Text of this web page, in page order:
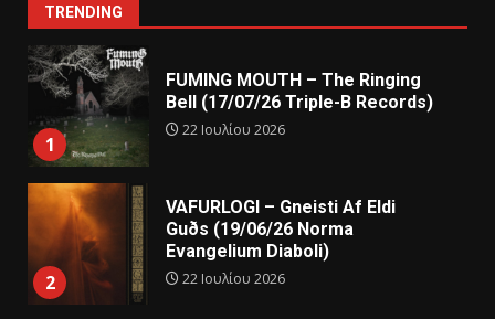
TRENDING
1
FUMING MOUTH – The Ringing
Bell (17/07/26 Triple-B Records)
22 Ιουλίου 2026
2
VAFURLOGI – Gneisti Af Eldi
Guðs (19/06/26 Norma
Evangelium Diaboli)
22 Ιουλίου 2026